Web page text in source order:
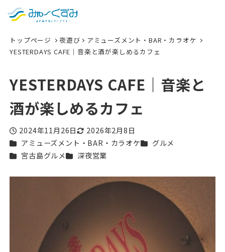
한국어
検索
トップページ 夜遊び
アミューズメント・BAR・カラオケ
YESTERDAYS CAFE｜音楽と酒が楽しめるカフェ
YESTERDAYS CAFE｜音楽と
酒が楽しめるカフェ
投稿日
2024年11月26日
更新日
2026年2月8日
カテゴリー
アミューズメント・BAR・カラオケカテゴリー
グルメ
カテゴリー
宮古島グルメカテゴリー
深夜営業